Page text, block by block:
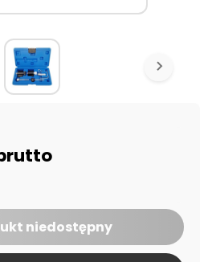
niedostępny